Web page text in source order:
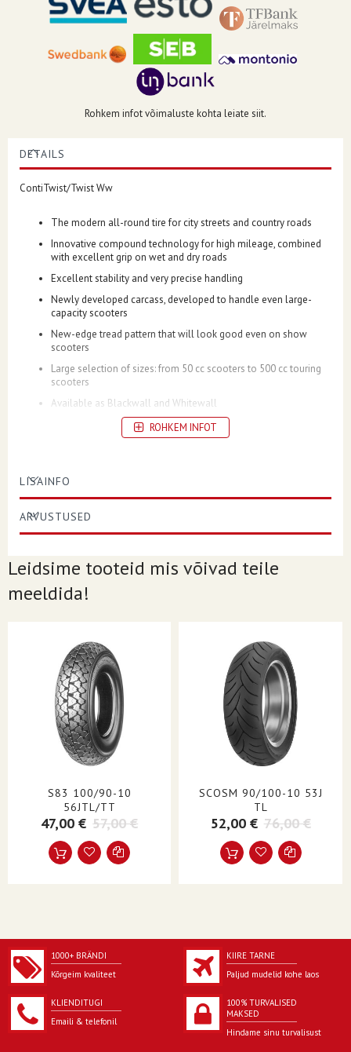
Rohkem infot võimaluste kohta leiate siit.
DETAILS
ContiTwist/Twist Ww
The modern all-round tire for city streets and country roads
Innovative compound technology for high mileage, combined
with excellent grip on wet and dry roads
Excellent stability and very precise handling
Newly developed carcass, developed to handle even large-
capacity scooters
New-edge tread pattern that will look good even on show
scooters
Large selection of sizes: from 50 cc scooters to 500 cc touring
scooters
Available as Blackwall and Whitewall
ASPECT RATIO
CONSTRUCTION
- (Bias)
LOAD/SPEED INDEX
53J
POSITION
SECTION WIDTH
TIRE SIZE
90/100-10
TREAD PATTERN/MODEL
ContiTwist
TUBE TYPE
Tubeless
MARKET SEGMENT
Scooter
Scooter| Street
UNITS
Each
PRODUCT NAME
Tire
ROHKEM INFOT
LISAINFO
ARVUSTUSED
Leidsime tooteid mis võivad teile
meeldida!
S83 100/90-10
56JTL/TT
47,00 € 57,00 €
SCOSM 90/100-10 53J
TL
52,00 € 76,00 €
1000+ BRÄNDI
Kõrgeim kvaliteet
KIIRE TARNE
Paljud mudelid kohe laos
KLIENDITUGI
Emaili & telefonil
100% TURVALISED
MAKSED
Hindame sinu turvalisust